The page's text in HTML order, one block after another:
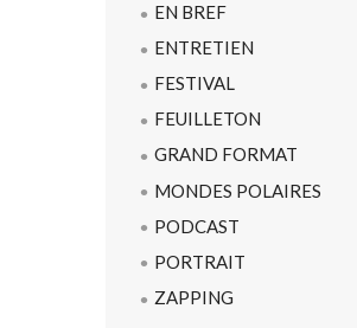
EN BREF
ENTRETIEN
FESTIVAL
FEUILLETON
GRAND FORMAT
MONDES POLAIRES
PODCAST
PORTRAIT
ZAPPING